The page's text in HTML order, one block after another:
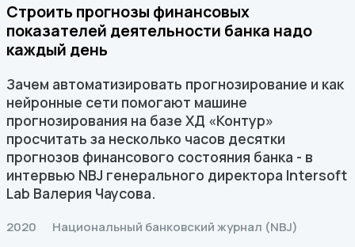
Строить прогнозы финансовых
показателей деятельности банка надо
каждый день
Зачем автоматизировать прогнозирование и как
нейронные сети помогают машине
прогнозирования на базе ХД «Контур»
просчитать за несколько часов десятки
прогнозов финансового состояния банка - в
интервью NBJ генерального директора Intersoft
Lab Валерия Чаусова.
2020 Национальный банковский журнал (NBJ)